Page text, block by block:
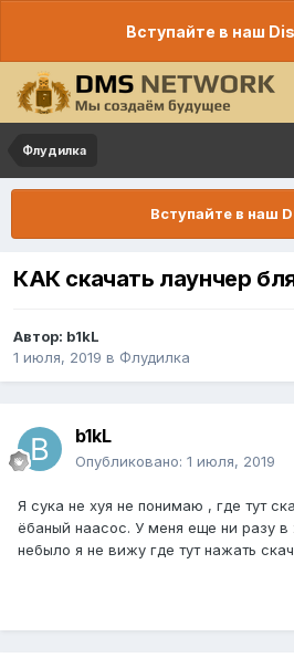
Вступайте в наш
Флудилка
Вступайте в наш
КАК скачать лаунчер
Автор: b1kL
1 июля, 2019 в Флудилка
b1kL
Опубликовано: 1 июля, 2019
Я сука не хуя не понимаю , где тут
ёбаный наасос. У меня еще ни разу в
небыло я не вижу где тут нажать